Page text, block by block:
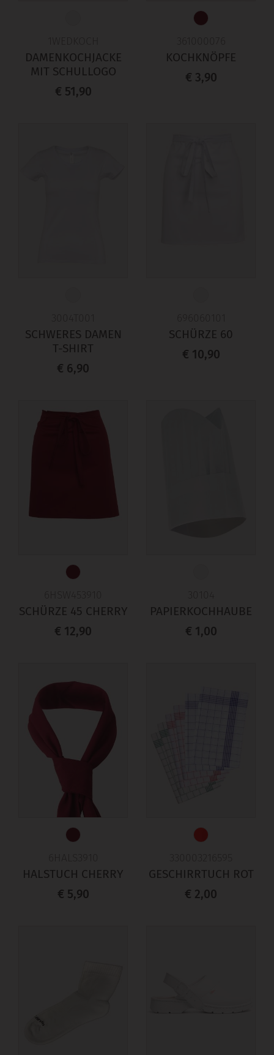
DAMENKOCHJACKE
MIT SCHULLOGO
€ 51,90
KOCHKNÖPFE
€ 3,90
SCHWERES DAMEN
T-SHIRT
€ 6,90
SCHÜRZE 60
€ 10,90
SCHÜRZE 45 CHERRY
€ 12,90
PAPIERKOCHHAUBE
€ 1,00
HALSTUCH CHERRY
€ 5,90
GESCHIRRTUCH ROT
€ 2,00